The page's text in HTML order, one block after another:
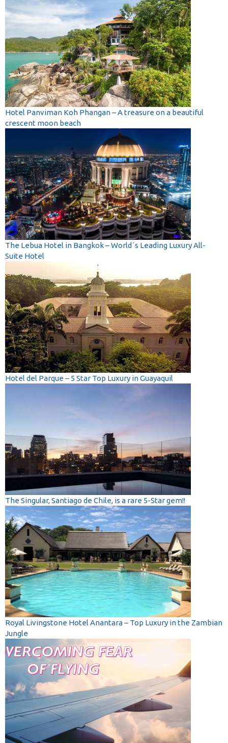
Hotel Panviman Koh Phangan – A treasure on a beautiful
crescent moon beach
The Lebua Hotel in Bangkok – World´s Leading Luxury All-
Suite Hotel
Hotel del Parque – 5 Star Top Luxury in Guayaquil
The Singular, Santiago de Chile, is a rare 5-Star gem!!
Royal Livingstone Hotel Anantara – Top Luxury in the Zambian
Jungle